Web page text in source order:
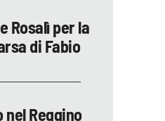
Rosalì per la
di Fabio
Reggino